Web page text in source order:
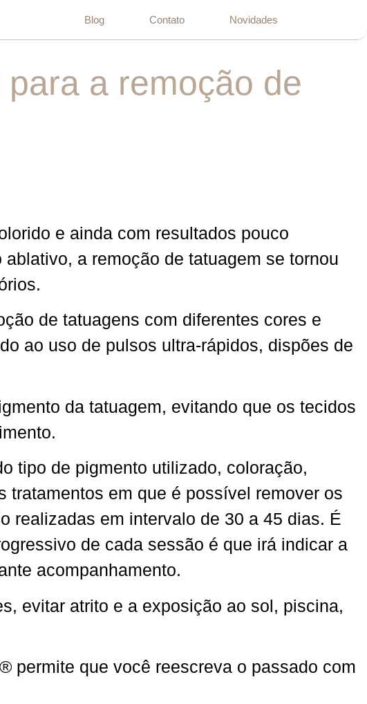
Blog Contato Novidades
a remoção de
e ainda com resultados pouco
a remoção de tatuagem se tornou
de tatuagens com diferentes cores e
ao uso de pulsos ultra-rápidos, dispões de
da tatuagem, evitando que os tecidos
tipo de pigmento utilizado, coloração,
tratamentos em que é possível remover os
realizadas em intervalo de 30 a 45 dias. É
de cada sessão é que irá indicar a
acompanhamento.
evitar atrito e a exposição ao sol, piscina,
permite que você reescreva o passado com